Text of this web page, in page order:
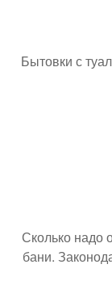
Бытовки с
Сколько надо
бани.